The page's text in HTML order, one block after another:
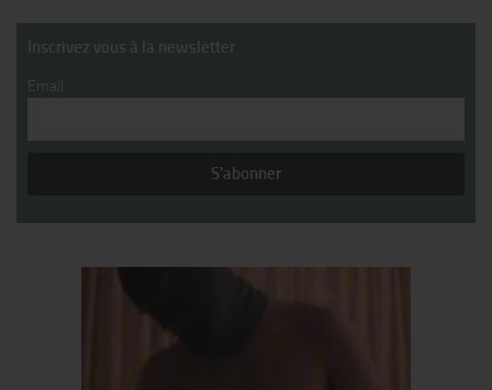
Inscrivez vous à la newsletter
Email